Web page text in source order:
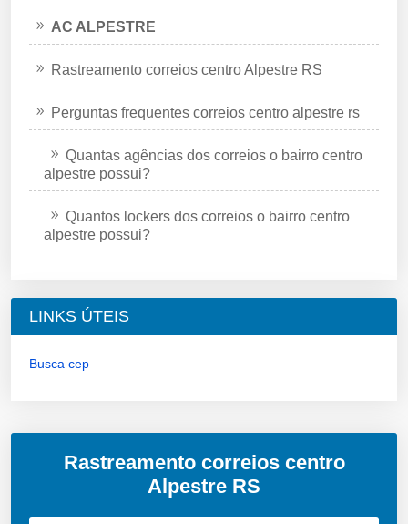
AC ALPESTRE
Rastreamento correios centro Alpestre RS
Perguntas frequentes correios centro alpestre rs
Quantas agências dos correios o bairro centro
alpestre possui?
Quantos lockers dos correios o bairro centro
alpestre possui?
LINKS ÚTEIS
Busca cep
Rastreamento correios centro
Alpestre RS